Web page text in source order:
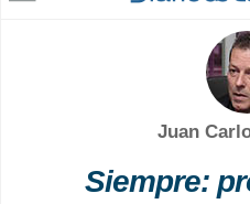
Juan
Siempre: